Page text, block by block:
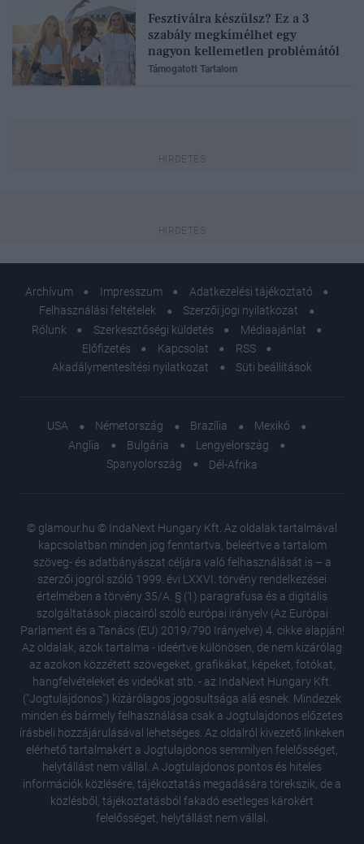
Orosz
Fesztiválra készülsz? Ez a 3
szabály megkímélhet egy
nagyon kellemetlen problémától
Támogatott Tartalom
Archívum Impresszum
Adatkezelési tájékoztató
Felhasználási feltételek
Szerzői jogi nyilatkozat
Rólunk
Szerkesztőségi küldetés
Médiaajánlat
Előfizetés
Kapcsolat
RSS
Akadálymentesítési nyilatkozat
Süti beállítások
USA Németország Brazília
Mexikó
Anglia
Bulgária
Lengyelország
Spanyolország
Dél-Afrika
© glamour.hu © IndaNext Hungary Kft. Az oldalak tartalmával
kapcsolatban minden jog fenntartva, beleértve a tartalom
szöveg- és adatbányászat céljára való felhasználását is – a
szerzői jogról szóló 1999. évi LXXVI. törvény rendelkezései
értelmében a törvény 35/A. § (1) paragrafusa és a digitális
szolgáltatások piacairól szóló európai irányelv (Az Európai
Parlament és a Tanács (EU) 2019/790 Irányelve) 4. cikke alapján!
Az oldalak, azok tartalma - ideértve különösen, de nem kizárólag
az azokon közzétett szövegeket, grafikákat, képeket, fotókat,
hangfelvételeket és videókat stb. - az IndaNext Hungary Kft.
("Jogtulajdonos") kizárólagos jogosultsága alá esnek. Mindezek
minden és bármely felhasználása csak a Jogtulajdonos előzetes
írásbeli hozzájárulásával lehetséges. Az oldalról kivezető linkeken
elérhető tartalmakért a Jogtulajdonos semmilyen felelősséget,
helytállást nem vállal. A Jogtulajdonos pontos és hiteles
információk közlésére, tájékoztatás megadására törekszik, de a
közlésből, tájékoztatásból fakadó esetleges károkért
felelősséget, helytállást nem vállal.